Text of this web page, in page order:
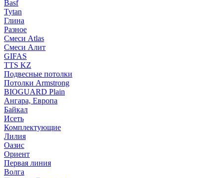
Basf
Tytan
Глина
Разное
Смеси Atlas
Смеси Алит
GIFAS
TTS KZ
Подвесные потолки
Потолки Armstrong
BIOGUARD Plain
Ангара, Европа
Байкал
Исеть
Комплектующие
Лилия
Оазис
Ориент
Первая линия
Волга